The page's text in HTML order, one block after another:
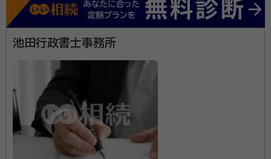
account_circle 満足度 5.0
ご利用時期：2026/6
説明がとても親切丁寧で、必要な手続きの理解もスムーズにできて大変
助かりました。
契約後の感想
不明点がいくつかあったので、電話やメールで問い合わせた際も、迅速
かつ的確な回答をいただいたので、とても安心しました。
【鈴川行政書士事務所が選ばれる４つの理由】 １ 相談し
やすくわかりやすい 初めましてでお会いして、すぐにご
相続のご相談をするというのは、誰でも緊張するもので
池田行政書士事務所